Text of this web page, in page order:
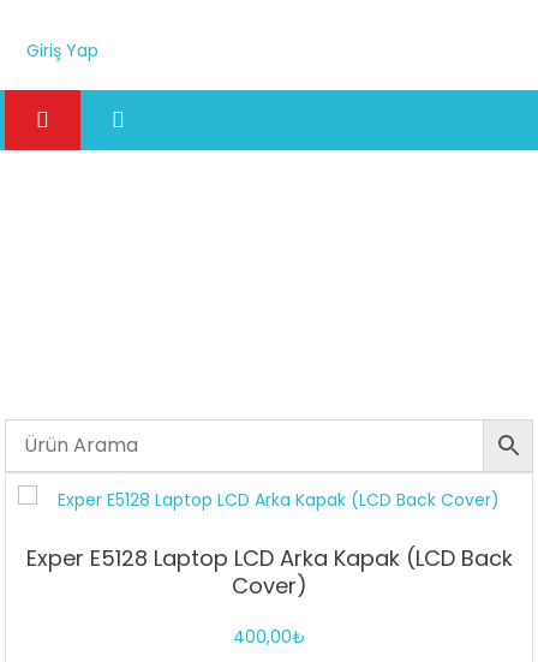
Giriş Yap
Exper E5128 Laptop LCD Arka Kapak (LCD Back
Cover)
400,00₺